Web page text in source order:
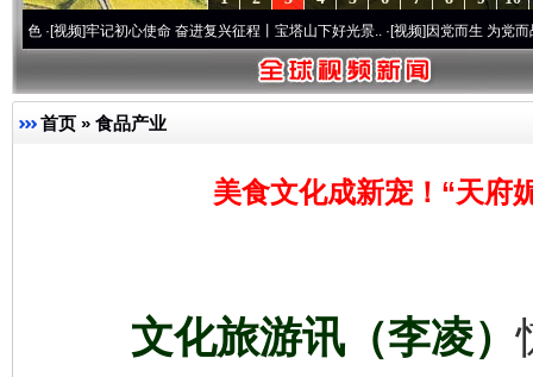
记初心使命 奋进复兴征程丨宝塔山下好光景..·[视频]因党而生 为党而战——百年“纪
首页 » 食品产业
美食文化成新宠！“天府
文化旅游讯（李凌）